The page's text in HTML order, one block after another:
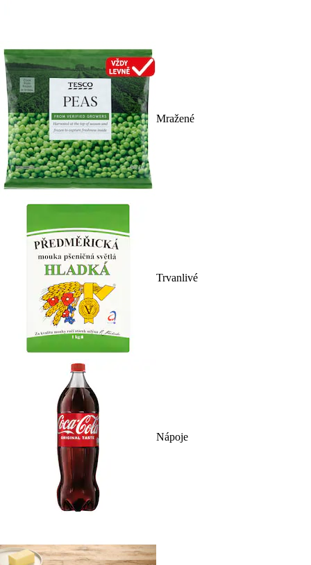
Mražené
Trvanlivé
Nápoje